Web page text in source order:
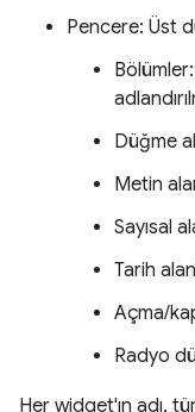
Pencere: Üst
Düğme
Metin
Sayısal
Tarih
Açma/
Radyo
Her widget'ın adı,